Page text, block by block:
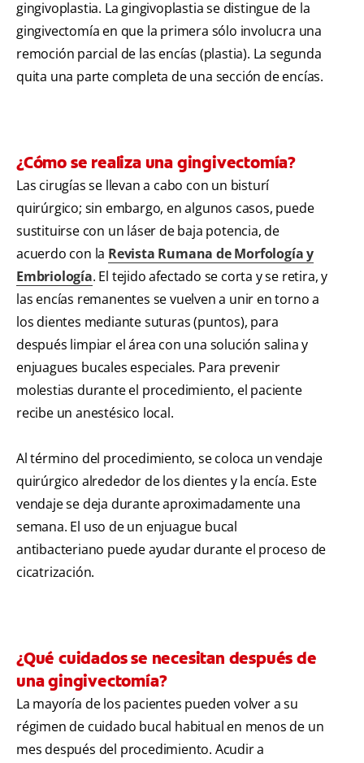
gingivoplastia. La gingivoplastia se distingue de la
gingivectomía en que la primera sólo involucra una
remoción parcial de las encías (plastia). La segunda
quita una parte completa de una sección de encías.
¿Cómo se realiza una gingivectomía?
Las cirugías se llevan a cabo con un bisturí
quirúrgico; sin embargo, en algunos casos, puede
sustituirse con un láser de baja potencia, de
acuerdo con la Revista Rumana de Morfología y
Embriología. El tejido afectado se corta y se retira, y
las encías remanentes se vuelven a unir en torno a
los dientes mediante suturas (puntos), para
después limpiar el área con una solución salina y
enjuagues bucales especiales. Para prevenir
molestias durante el procedimiento, el paciente
recibe un anestésico local.
Al término del procedimiento, se coloca un vendaje
quirúrgico alrededor de los dientes y la encía. Este
vendaje se deja durante aproximadamente una
semana. El uso de un enjuague bucal
antibacteriano puede ayudar durante el proceso de
cicatrización.
¿Qué cuidados se necesitan después de
una gingivectomía?
La mayoría de los pacientes pueden volver a su
régimen de cuidado bucal habitual en menos de un
mes después del procedimiento. Acudir a